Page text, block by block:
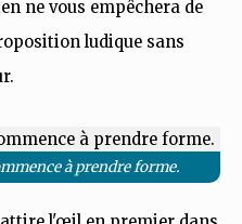
ne vous empêchera de
ludique sans
à prendre forme.